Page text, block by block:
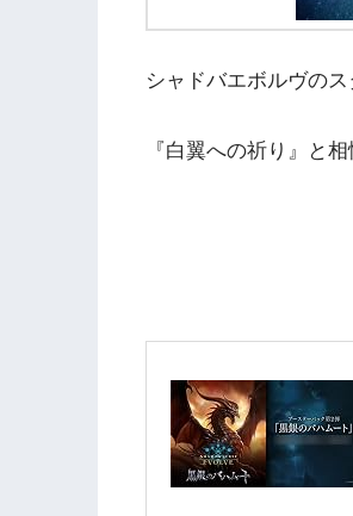
シャドバエボルヴの
『白翼への祈り』と